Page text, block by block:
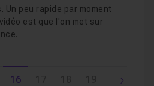
peu rapide par moment
est que l'on met sur
16